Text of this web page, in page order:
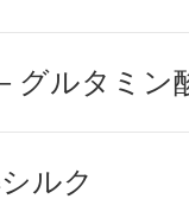
グルタミン
ルク